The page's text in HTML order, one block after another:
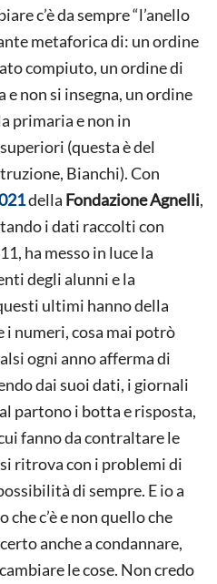
c’è da sempre “l’anello
metaforica di: un ordine
compiuto, un ordine di
e non si insegna, un ordine
primaria e non in
(questa è del
Bianchi). Con
della Fondazione Agnelli,
i dati raccolti con
ha messo in luce la
degli alunni e la
ultimi hanno della
i numeri, cosa mai potrò
ogni anno afferma di
dai suoi dati, i giornali
partono i botta e risposta,
fanno da contraltare le
ritrova con i problemi di
di sempre. E io a
c’è e non quello che
anche a condannare,
le cose. Non credo